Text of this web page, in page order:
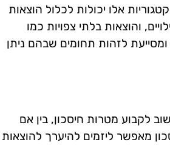
אלו יכולות לכלול הוצאות
והוצאות בלתי צפויות כמו
לזהות תחומים שבהם ניתן
לקבוע מטרות חיסכון, בין אם
מאפשר ליזמים להיערך להוצאות